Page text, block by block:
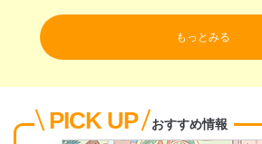
PICK UP おすすめ情報
もっとみる